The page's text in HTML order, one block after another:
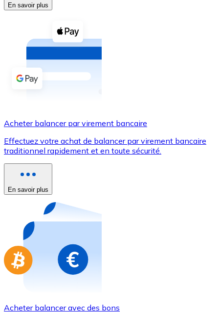
Voir toutes
Coupons crypto
Achetez des cryptomonnaies en espèces et d'autres
Acheter avec espèces
Virement SEPA
Utilisez les cartes Visa et Mastercard pour acheter
Acheter avec carte
Nouveau
Achetez des cartes-cadeaux de vos marques
Aller à la boutique de cartes-cadeaux
En savoir plus
Acheter balancer par virement bancaire
Effectuez votre achat de balancer par virement bancaire
traditionnel rapidement et en toute sécurité.
En savoir plus
Acheter balancer avec des bons